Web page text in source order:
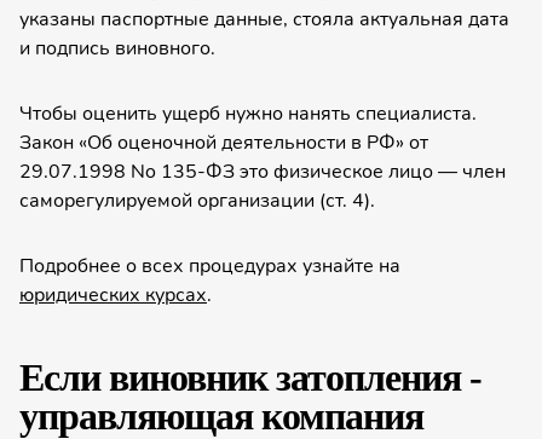
указаны паспортные данные, стояла актуальная дата
и подпись виновного.
Чтобы оценить ущерб нужно нанять специали­ста.
Закон «Об оценочной деятельно­сти в РФ» от
29.07.1998 No 135-ФЗ это физическое лицо — член
саморегули­руемой организа­ции (ст. 4).
Подробнее о всех процедурах узнайте на
юридических курсах.
Если виновник затопления -
управляю­щая компания